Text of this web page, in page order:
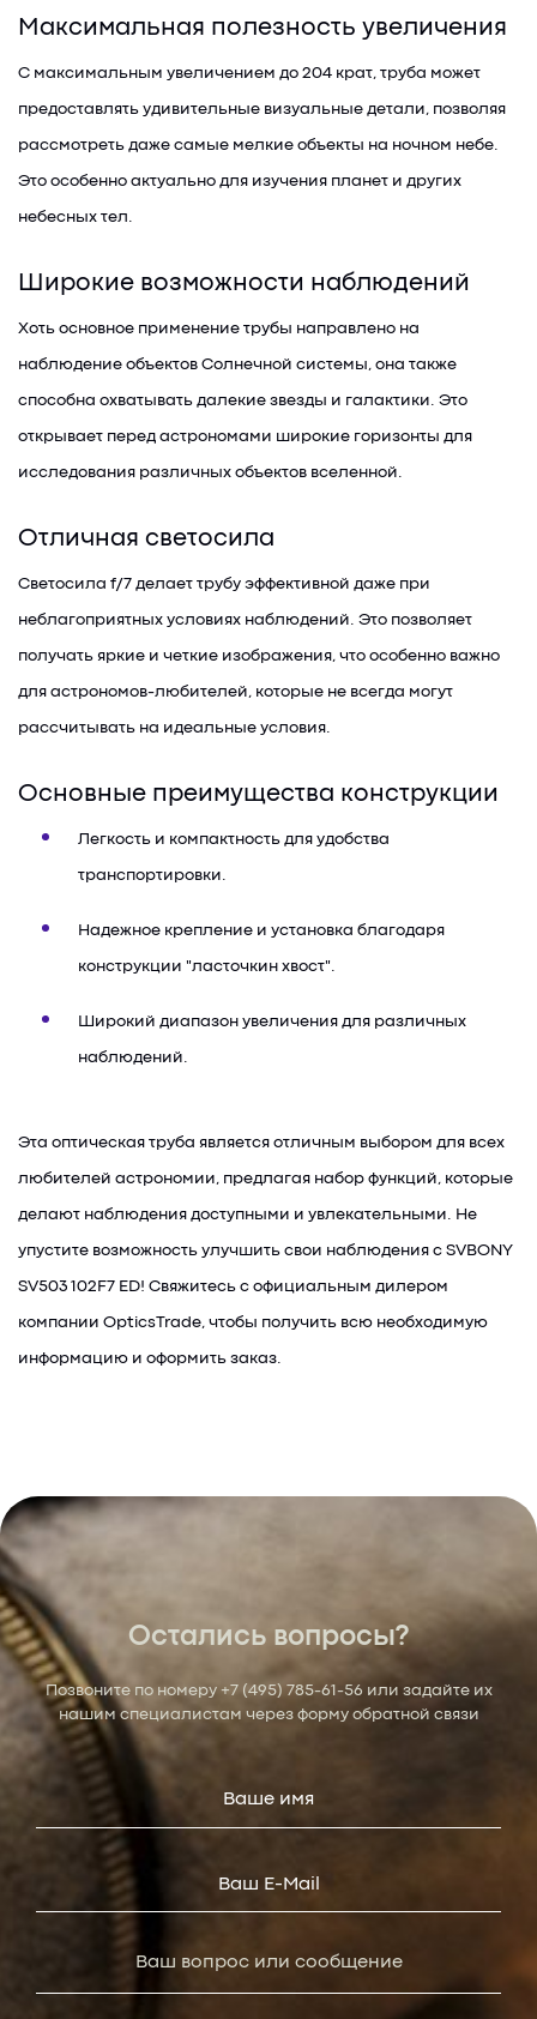
Максимальная полезность увеличения
С максимальным увеличением до 204 крат, труба может
предоставлять удивительные визуальные детали, позволяя
рассмотреть даже самые мелкие объекты на ночном небе.
Это особенно актуально для изучения планет и других
небесных тел.
Широкие возможности наблюдений
Хоть основное применение трубы направлено на
наблюдение объектов Солнечной системы, она также
способна охватывать далекие звезды и галактики. Это
открывает перед астрономами широкие горизонты для
исследования различных объектов вселенной.
Отличная светосила
Светосила f/7 делает трубу эффективной даже при
неблагоприятных условиях наблюдений. Это позволяет
получать яркие и четкие изображения, что особенно важно
для астрономов-любителей, которые не всегда могут
рассчитывать на идеальные условия.
Основные преимущества конструкции
Легкость и компактность для удобства
транспортировки.
Надежное крепление и установка благодаря
конструкции "ласточкин хвост".
Широкий диапазон увеличения для различных
наблюдений.
Эта оптическая труба является отличным выбором для всех
любителей астрономии, предлагая набор функций, которые
делают наблюдения доступными и увлекательными. Не
упустите возможность улучшить свои наблюдения с SVBONY
SV503 102F7 ED! Свяжитесь с официальным дилером
компании OpticsTrade, чтобы получить всю необходимую
информацию и оформить заказ.
Остались вопросы?
Позвоните по номеру +7 (495) 785-61-56 или задайте их
нашим специалистам через форму обратной связи